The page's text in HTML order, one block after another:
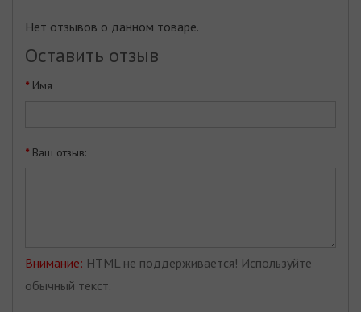
Нет отзывов о данном товаре.
Оставить отзыв
Имя
Ваш отзыв:
Внимание: HTML не поддерживается! Используйте
обычный текст.